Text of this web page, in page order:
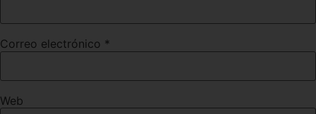
Correo electrónico *
Web